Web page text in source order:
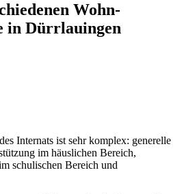
Wohn-
in Dürrlauingen
Internats ist sehr komplex: generelle
im häuslichen Bereich,
schulischen Bereich und